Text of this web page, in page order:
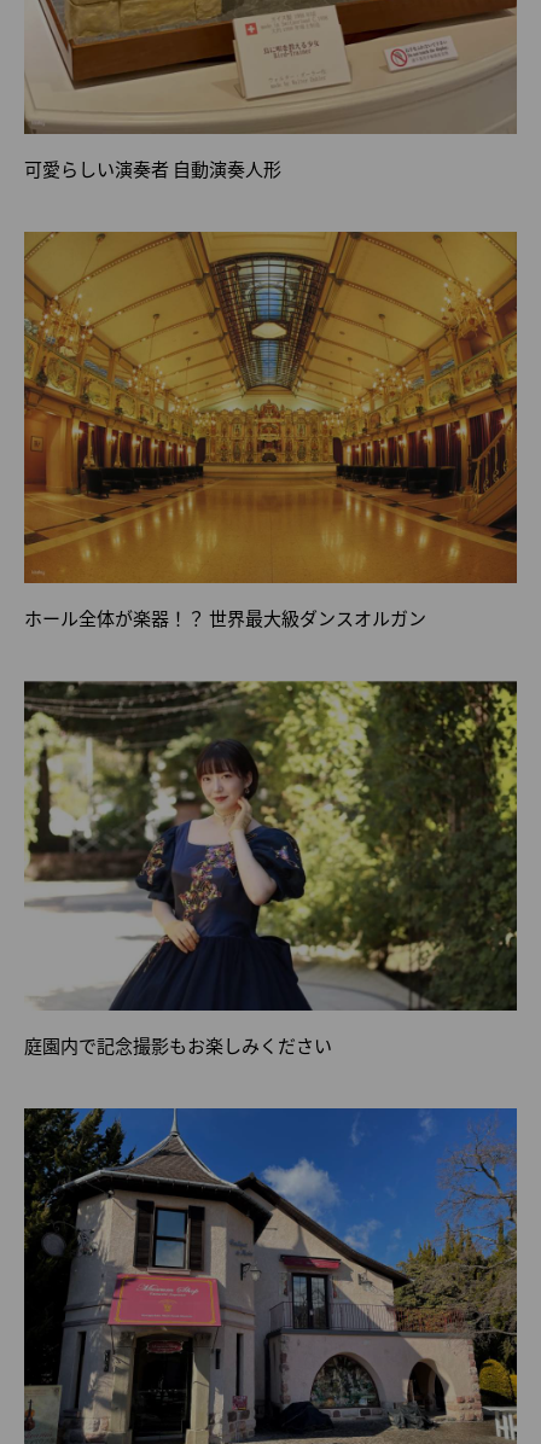
可愛らしい演奏者 自動演奏人形
ホール全体が楽器！？ 世界最大級ダンスオルガン
庭園内で記念撮影もお楽しみください